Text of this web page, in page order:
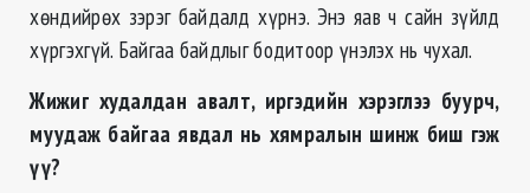
хөндийрөх зэрэг байдалд хүрнэ. Энэ яав ч сайн зүйлд
хүргэхгүй. Байгаа байдлыг бодитоор үнэлэх нь чухал.
Жижиг худалдан авалт, иргэдийн хэрэглээ буурч,
муудаж байгаа явдал нь хямралын шинж биш гэж
үү?